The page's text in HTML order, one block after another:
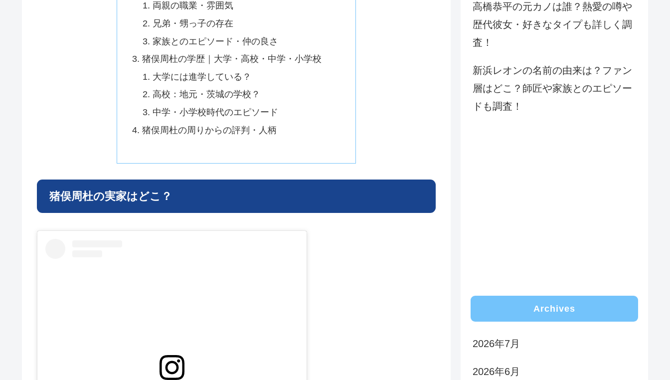
両親の職業・雰囲気
兄弟・甥っ子の存在
家族とのエピソード・仲の良さ
猪俣周杜の学歴｜大学・高校・中学・小学校
大学には進学している？
高校：地元・茨城の学校？
中学・小学校時代のエピソード
猪俣周杜の周りからの評判・人柄
猪俣周杜の実家はどこ？
高橋恭平の元カノは誰？熱愛の噂や
歴代彼女・好きなタイプも詳しく調
査！
新浜レオンの名前の由来は？ファン
層はどこ？師匠や家族とのエピソー
ドも調査！
Archives
2026年7月
2026年6月